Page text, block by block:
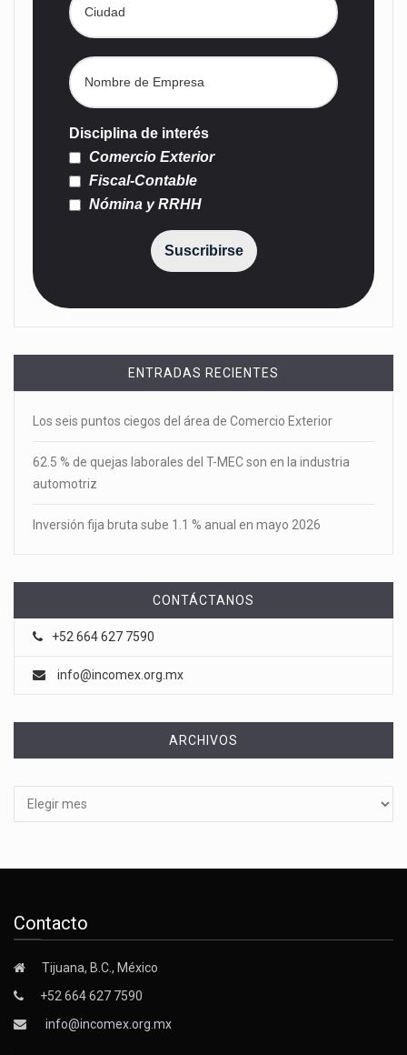
Disciplina de interés
Comercio Exterior
Fiscal-Contable
Nómina y RRHH
Suscribirse
ENTRADAS RECIENTES
Los seis puntos ciegos del área de Comercio Exterior
62.5 % de quejas laborales del T-MEC son en la industria
automotriz
Inversión fija bruta sube 1.1 % anual en mayo 2026
CONTÁCTANOS
+52 664 627 7590
info@incomex.org.mx
ARCHIVOS
Contacto
Tijuana, B.C., México
+52 664 627 7590
info@incomex.org.mx